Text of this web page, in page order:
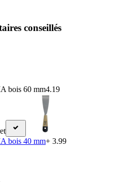
conseillés
bois 60 mm4.19
bois 40 mm+ 3.99